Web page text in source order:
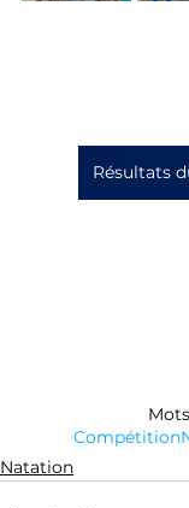
Résultats
Compétition
Natation